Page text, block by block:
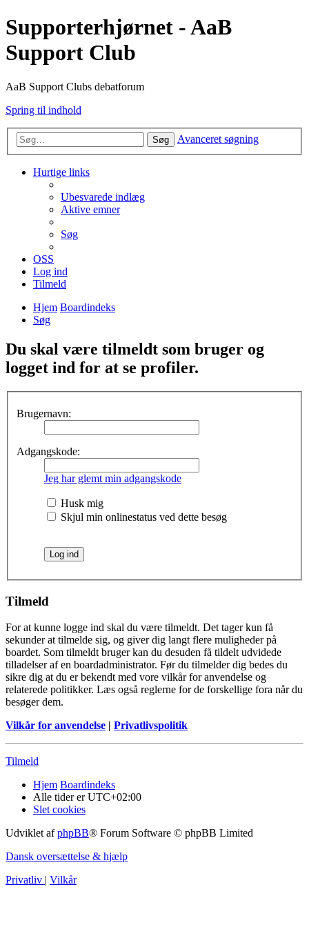
Supporterhjørnet - AaB
Support Club
AaB Support Clubs debatforum
Spring til indhold
Søg Avanceret søgning
Hurtige links
Ubesvarede indlæg
Aktive emner
Søg
OSS
Log ind
Tilmeld
Hjem Boardindeks
Søg
Du skal være tilmeldt som bruger og
logget ind for at se profiler.
Brugernavn:
Adgangskode:
Jeg har glemt min adgangskode
Husk mig
Skjul min onlinestatus ved dette besøg
Tilmeld
For at kunne logge ind skal du være tilmeldt. Det tager kun få
sekunder at tilmelde sig, og giver dig langt flere muligheder på
boardet. Som tilmeldt bruger kan du desuden få tildelt udvidede
tilladelser af en boardadministrator. Før du tilmelder dig bedes du
sikre dig at du er bekendt med vore vilkår for anvendelse og
relaterede politikker. Læs også reglerne for de forskellige fora når du
besøger dem.
Vilkår for anvendelse | Privatlivspolitik
Tilmeld
Hjem Boardindeks
Alle tider erUTC+02:00
Slet cookies
Udviklet afphpBB® Forum Software © phpBB Limited
Dansk oversættelse & hjælp
Privatliv | Vilkår